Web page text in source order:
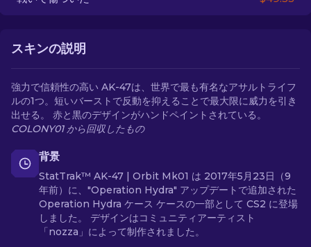
スキンの説明
強力で信頼性の高い AK-47は、世界で最も有名なアサルトライフ
ルの1つ。短いバーストで反動を抑えることで最大限に威力を引き
出せる。 赤と黒のデザインがハンドペイントされている。
COLONY01 から回収したもの
背景
StatTrak™ AK-47 | Orbit Mk01 は 2017年5月23日（9
年前）に、"Operation Hydra" アップデートで追加された
Operation Hydra ケース ケースの一部として CS2 に登場
しました。 デザインはコミュニティアーティスト
「nozza」によって制作されました。